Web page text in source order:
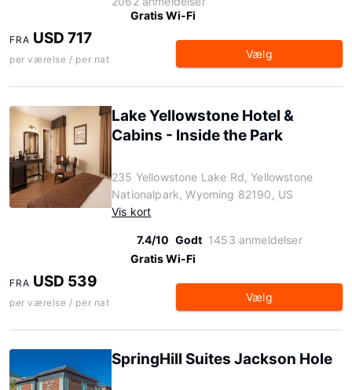
Gratis Wi-Fi
FRA USD 717
per værelse / per nat Vælg
Lake Yellowstone Hotel &
Cabins - Inside the Park
235 Yellowstone Lake Rd, Yellowstone
Nationalpark, Wyoming 82190, US
Vis kort
7.4/10 Godt 1453 anmeldelser
Gratis Wi-Fi
FRA USD 539
per værelse / per nat Vælg
SpringHill Suites Jackson Hole